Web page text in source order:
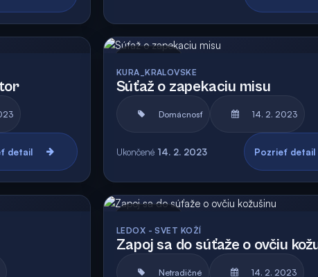
detail
KURA_KRALOVSKE
Súťaž o zapekaciu misu
Domácnosť 14. 2. 2023
Ukončené 14. 2. 2023 Pozrieť detail
LEDOX - SVET KOŽÍ
Zapoj sa do súťaže o ovčiu
Netradičné 14. 2. 2023